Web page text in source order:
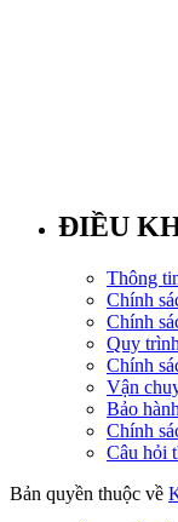
ĐIỀU
Thông
Chính
Chính
Quy
Chính
Vận
Bảo
Chính
Câu hỏi
Bản quyền thuộc về